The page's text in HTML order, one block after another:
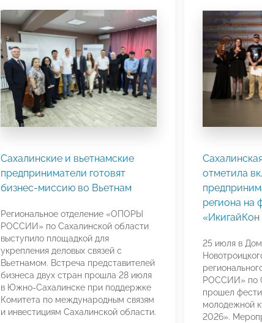
Сахалинские и вьетнамские
предприниматели готовят
бизнес-миссию во Вьетнам
Региональное отделение «ОПОРЫ
РОССИИ» по Сахалинской области
выступило площадкой для
укрепления деловых связей с
Вьетнамом. Встреча представителей
бизнеса двух стран прошла 28 июля
в Южно-Сахалинске при поддержке
Комитета по международным связям
и инвестициям Сахалинской области.
отметила
региона на
25 июля в
РОССИИ» по
прошел
молодежной
2026».